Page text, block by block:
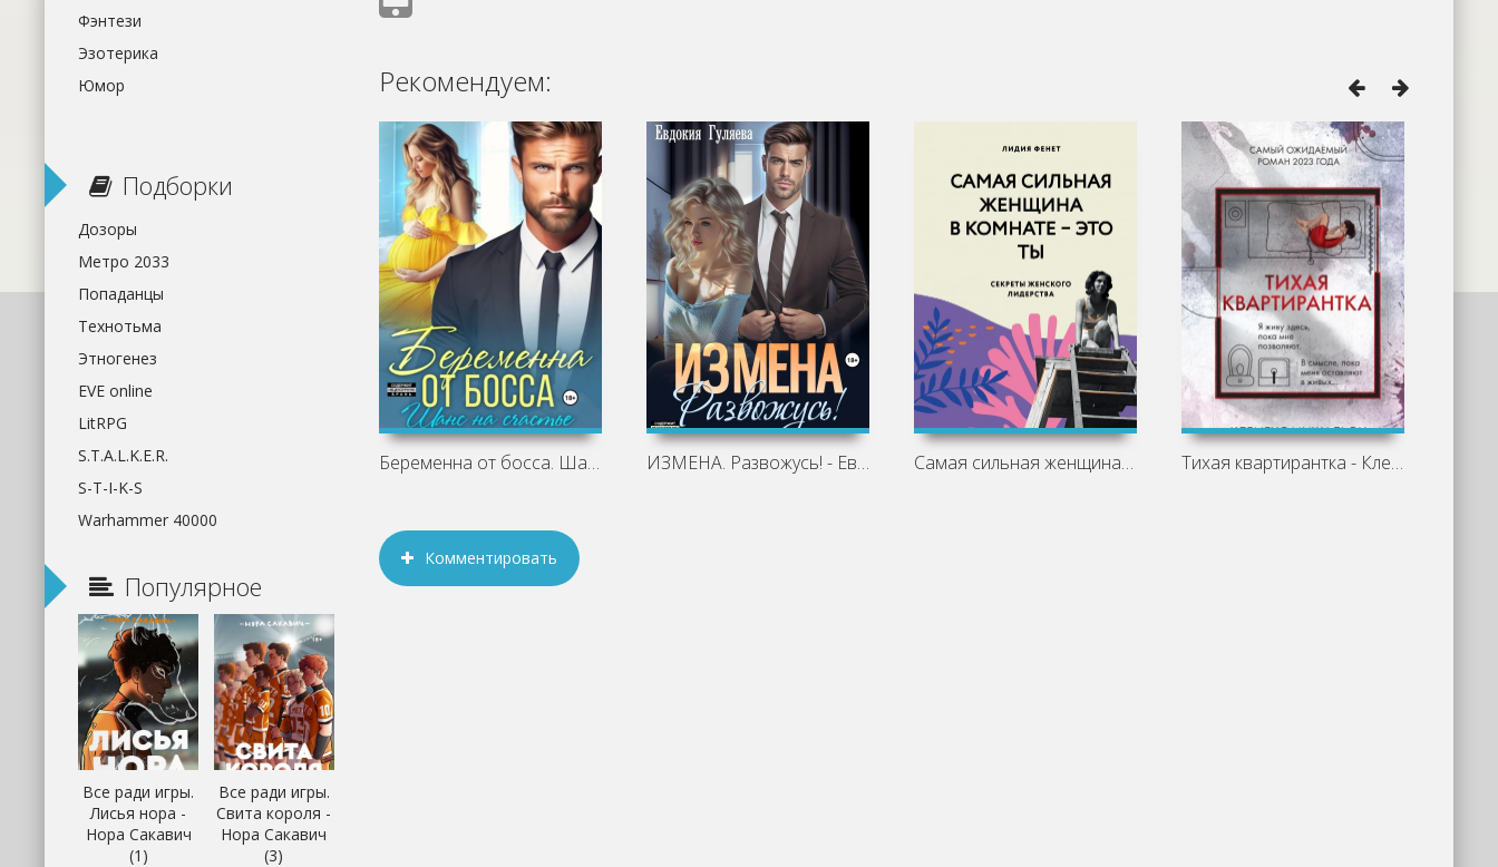
Рекомендуем:
Беременна от босса. Шанс на счастье - ИЗМЕНА. Развожусь! - Евдокия Гуляева Самая сильная женщина в комнате – это Тихая квартирантка - Клеменс Мишальон
Комментировать
Фэнтези
Эзотерика
Юмор
Подборки
Дозоры
Метро 2033
Попаданцы
Технотьма
Этногенез
EVE online
LitRPG
S.T.A.L.K.E.R.
S-T-I-K-S
Warhammer 40000
Популярное
Все ради игры.
Лисья нора -
Нора Сакавич
(1)
Все ради игры.
Свита короля -
Нора Сакавич
(3)